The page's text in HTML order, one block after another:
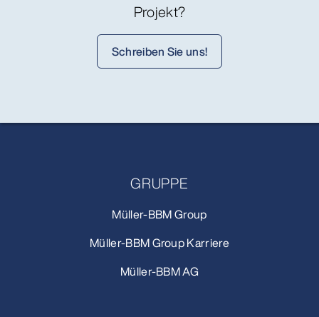
Projekt?
Schreiben Sie uns!
GRUPPE
Müller-BBM Group
Müller-BBM Group Karriere
Müller-BBM AG